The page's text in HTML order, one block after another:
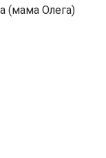
(мама Олега)